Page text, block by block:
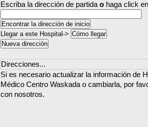
Escriba la dirección de partida o haga click
Llegar a este Hospital->
Direcciones...
Si es necesario actualizar la información de
Médico Centro Waskada o cambiarla, por
con nosotros.